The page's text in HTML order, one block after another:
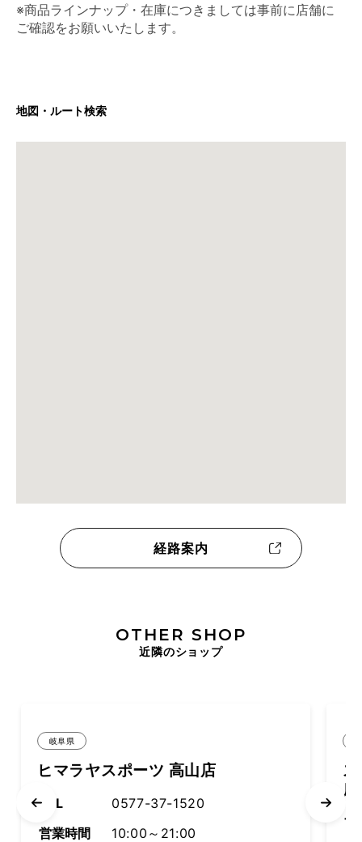
※商品ラインナップ・在庫につきましては事前に店舗に
ご確認をお願いいたします。
地図・ルート検索
経路案内
OTHER SHOP
近隣のショップ
ポーツ 高山店
0577-37-1520
10:00～21:00
スーパースポー
076-